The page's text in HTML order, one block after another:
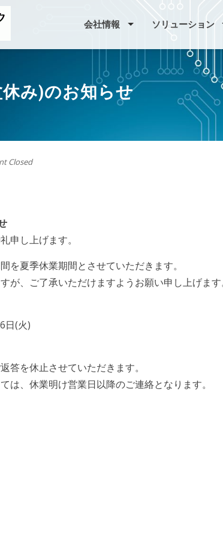
会社情報 ソリューション
み)のお知らせ
Closed
申し上げます。
を夏季休業期間とさせていただきます。
が、ご了承いただけますようお願い申し上げます
日(火)
を休止させていただきます。
、休業明け営業日以降のご連絡となります。